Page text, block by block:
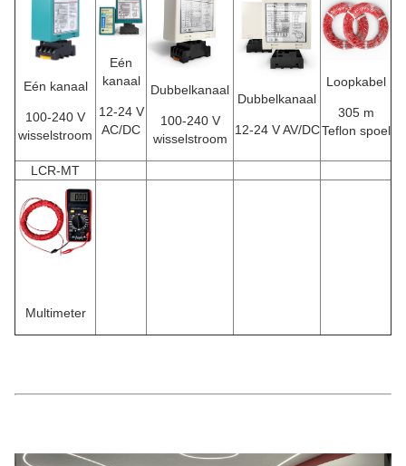
Eén kanaal
100-240 V
wisselstroom
Eén
kanaal
12-24 V
AC/DC
Dubbelkanaal
100-240 V
wisselstroom
Dubbelkanaal
12-24 V AV/DC
Loopkabel
305 m
Teflon spoel
LCR-MT
Multimeter